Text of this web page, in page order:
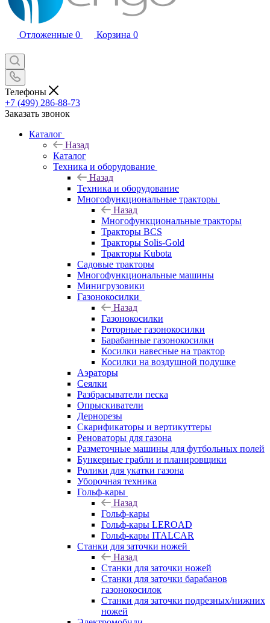
Отложенные 0 Корзина 0
Телефоны
+7 (499) 286-88-73
Заказать звонок
Каталог
Назад
Каталог
Техника и оборудование
Назад
Техника и оборудование
Многофункциональные тракторы
Назад
Многофункциональные тракторы
Тракторы BCS
Тракторы Solis-Gold
Тракторы Kubota
Садовые тракторы
Многофункциональные машины
Минигрузовики
Газонокосилки
Назад
Газонокосилки
Роторные газонокосилки
Барабанные газонокосилки
Косилки навесные на трактор
Косилки на воздушной подушке
Аэраторы
Сеялки
Разбрасыватели песка
Опрыскиватели
Дернорезы
Скарификаторы и вертикуттеры
Реноваторы для газона
Разметочные машины для футбольных полей
Бункерные грабли и планировщики
Ролики для укатки газона
Уборочная техника
Гольф-кары
Назад
Гольф-кары
Гольф-кары LEROAD
Гольф-кары ITALCAR
Станки для заточки ножей
Назад
Станки для заточки ножей
Станки для заточки барабанов
газонокосилок
Станки для заточки подрезных/нижних
ножей